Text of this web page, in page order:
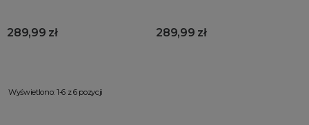
289,99 zł 289,99 zł
Wyświetlono: 1-6 z 6 pozycji